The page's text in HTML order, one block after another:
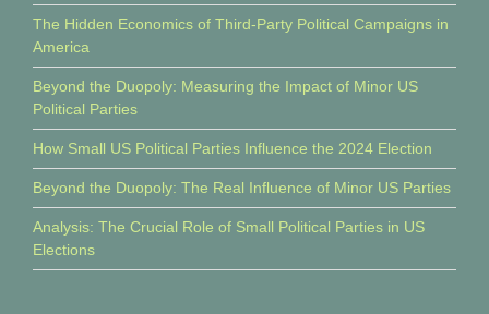
The Hidden Economics of Third-Party Political Campaigns in
America
Beyond the Duopoly: Measuring the Impact of Minor US
Political Parties
How Small US Political Parties Influence the 2024 Election
Beyond the Duopoly: The Real Influence of Minor US Parties
Analysis: The Crucial Role of Small Political Parties in US
Elections